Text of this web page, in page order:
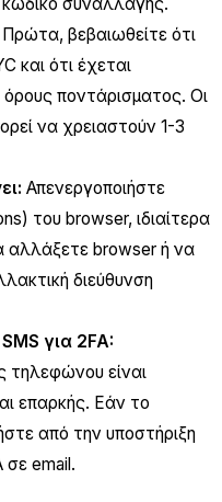
συναλλαγής.
Πρώτα, βεβαιωθείτε ότι
και ότι έχεται
ποντάρισματος. Οι
να χρειαστούν 1-3
Απενεργοποιήστε
του browser, ιδιαίτερα
αλλάξετε browser ή να
διεύθυνση
για 2FA:
τηλεφώνου είναι
επαρκής. Εάν το
από την υποστήριξη
σε email.